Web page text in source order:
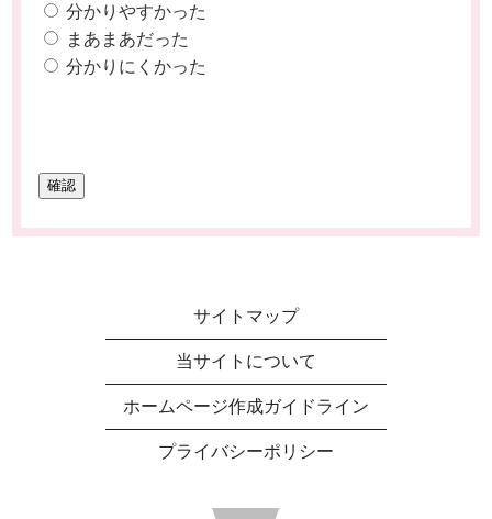
分かりやすかった
まあまあだった
分かりにくかった
サイトマップ
当サイトについて
ホームページ作成ガイドライン
プライバシーポリシー